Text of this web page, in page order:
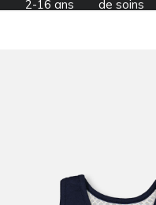
2-16 ans
de soins